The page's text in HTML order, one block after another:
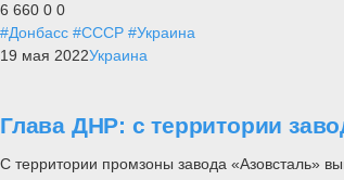
6 660 0 0
#Донбасс #СССР #Украина
19 мая 2022Украина
Глава ДНР: с территории
С территории промзоны завода «Азовсталь»